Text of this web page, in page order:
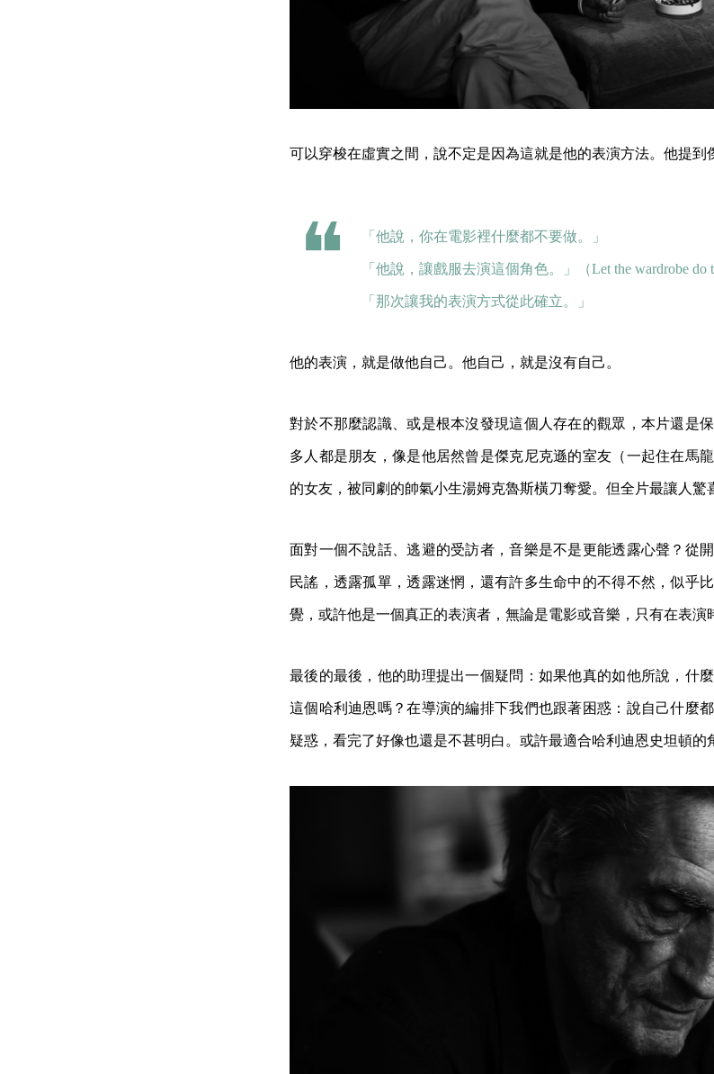
可以穿梭在虛實之間，說不定是因為這就是他的表演方法。他提到
「他說，你在電影裡什麼都不要做。」
「他說，讓戲服去演這個角色。」（Let the wardrobe do
「那次讓我的表演方式從此確立。」
他的表演，就是做他自己。他自己，就是沒有自己。
對於不那麼認識、或是根本沒發現這個人存在的觀眾，本片還是
多人都是朋友，像是他居然曾是傑克尼克遜的室友（一起住在馬
的女友，被同劇的帥氣小生湯姆克魯斯橫刀奪愛。但全片最讓人驚
面對一個不說話、逃避的受訪者，音樂是不是更能透露心聲？從
民謠，透露孤單，透露迷惘，還有許多生命中的不得不然，似乎
覺，或許他是一個真正的表演者，無論是電影或音樂，只有在表演
最後的最後，他的助理提出一個疑問：如果他真的如他所說，什
這個哈利迪恩嗎？在導演的編排下我們也跟著困惑：說自己什麼
疑惑，看完了好像也還是不甚明白。或許最適合哈利迪恩史坦頓的